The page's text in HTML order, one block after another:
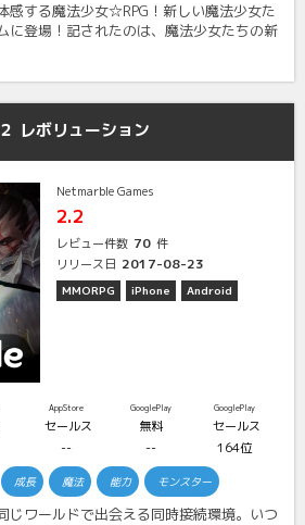
感する魔法少女☆RPG！新しい魔法少女た
に登場！記されたのは、魔法少女たちの新
レボリューション
Netmarble Games
2.2
レビュー件数 70 件
リリース日 2017-08-23
MMORPG iPhone Android
AppStore
セールス
--
GooglePlay
無料
--
GooglePlay
セールス
164位
成長 魔法 能力 モンスター
じワールドで出会える同時接続環境。いつ